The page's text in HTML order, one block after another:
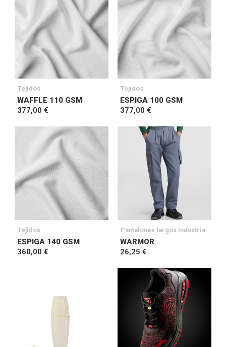
Tejidos
WAFFLE 110 GSM
377,00 €
Tejidos
ESPIGA 100 GSM
377,00 €
Tejidos
ESPIGA 140 GSM
360,00 €
Pantalones largos Industria
WARMOR
26,25 €